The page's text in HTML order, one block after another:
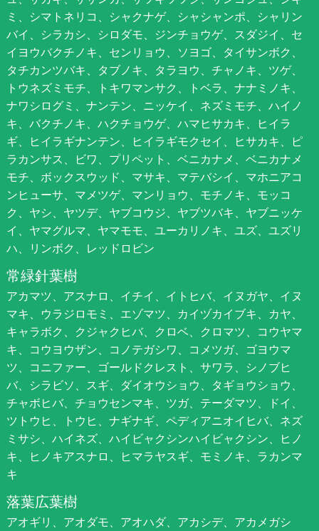
ミ、シマトネリコ、シャクナゲ、シャシャンポ、シャリン
バイ、シラカシ、シロダモ、ジンチョウゲ、スダジイ、セ
イヨウバクチノキ、センリョウ、ソヨゴ、タイサンボク、
タチカンツバキ、タブノキ、タラヨウ、チャノキ、ツゲ、
トウネズミモチ、トキワマンサク、トベラ、ナナミノキ、
ナワシログミ、ナンテン、ニッケイ、ネズミモチ、ハイノ
キ、バクチノキ、ハクチョウゲ、ハマヒサカキ、ヒイラ
ギ、ヒイラギナンテン、ヒイラギモクセイ、ヒサカキ、ピ
ラカンサス、ビワ、プリペット、ベニカナメ、ベニカナメ
モチ、ボックスウッド、マサキ、マテバシイ、マホニアコ
ンヒューサ、マメツゲ、マンリョウ、モチノキ、モッコ
ク、ヤシ、ヤツデ、ヤブコウジ、ヤブツバキ、ヤブニッケ
イ、ヤマグルマ、ヤマモモ、ユーカリノキ、ユズ、ユズリ
ハ、リンボク、レッドロビン
常緑針葉樹
アカマツ、アスナロ、イチイ、イトヒバ、イヌガヤ、イヌ
マキ、ウラジロモミ、エゾマツ、カイヅカイブキ、カヤ、
キャラボク、クジャクヒバ、クロベ、クロマツ、コウヤマ
キ、コウヨウザン、コノテガシワ、コメツガ、ゴヨウマ
ツ、コニファー、ゴールドクレスト、サワラ、シノブヒ
バ、シラビソ、スギ、ダイオウショウ、タギョウショウ、
チャボヒバ、チョウセンマキ、ツガ、テーダマツ、ドイ、
ツトウヒ、トウヒ、ナギナギ、ペディアニオイヒバ、ネズ
ミサシ、ハイネズ、ハイビャクシンハイビャクシン、ヒノ
キ、ヒノキアスナロ、ヒマラヤスギ、モミノキ、ラカンマ
キ
落葉広葉樹
アオギリ、アオダモ、アオハダ、アカシデ、アカメガシ